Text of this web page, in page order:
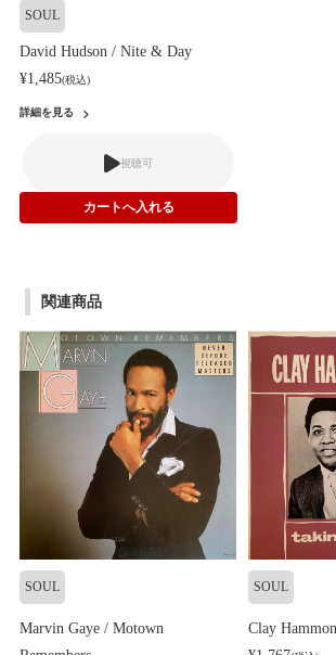
SOUL
David Hudson / Nite & Day
¥1,485(税込)
詳細を見る
視聴可
関連商品
SOUL
Marvin Gaye / Motown
SOUL
Clay